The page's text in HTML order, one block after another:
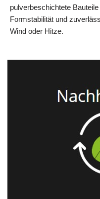
pulverbeschichtete
Formstabilität und
Wind oder Hitze.